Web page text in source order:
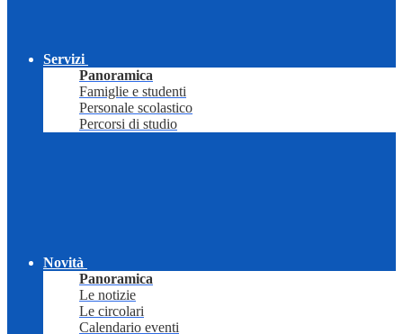
Servizi
Panoramica
Famiglie e studenti
Personale scolastico
Percorsi di studio
Novità
Panoramica
Le notizie
Le circolari
Calendario eventi